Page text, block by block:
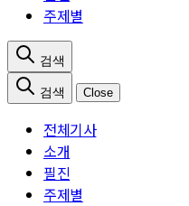
주제별
Close
전체기사
소개
필진
주제별